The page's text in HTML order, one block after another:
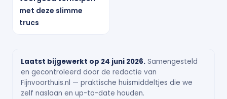
met deze slimme
trucs
Laatst bijgewerkt op 24 juni 2026. Samengesteld
en gecontroleerd door de redactie van
Fijnvoorthuis.nl — praktische huismiddeltjes die we
zelf naslaan en up-to-date houden.